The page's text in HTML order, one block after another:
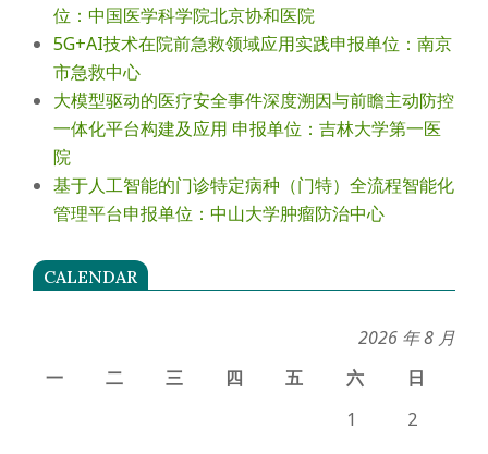
位：中国医学科学院北京协和医院
5G+AI技术在院前急救领域应用实践申报单位：南京
市急救中心
大模型驱动的医疗安全事件深度溯因与前瞻主动防控
一体化平台构建及应用 申报单位：吉林大学第一医
院
基于人工智能的门诊特定病种（门特）全流程智能化
管理平台申报单位：中山大学肿瘤防治中心
CALENDAR
2026 年 8 月
一
二 三 四 五 六
日
1
2